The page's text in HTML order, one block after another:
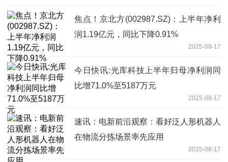
焦点！京北方(002987.SZ)：上半年净利
润1.19亿元，同比下降0.91%
2025-08-17
今日快讯:光库科技上半年归母净利润同
比增71.0%至5187万元
2025-08-17
速讯：电新前沿观察：看好泛人形机器人
在物流分拣场景率先应用
2025-08-17